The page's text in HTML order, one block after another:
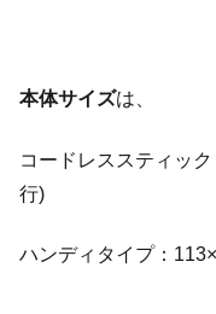
本体サイズは、
コードレススティッ
行)
ハンディタイプ：